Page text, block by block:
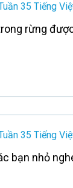
35 Tiếng
rừng
35 Tiếng
bạn nhỏ